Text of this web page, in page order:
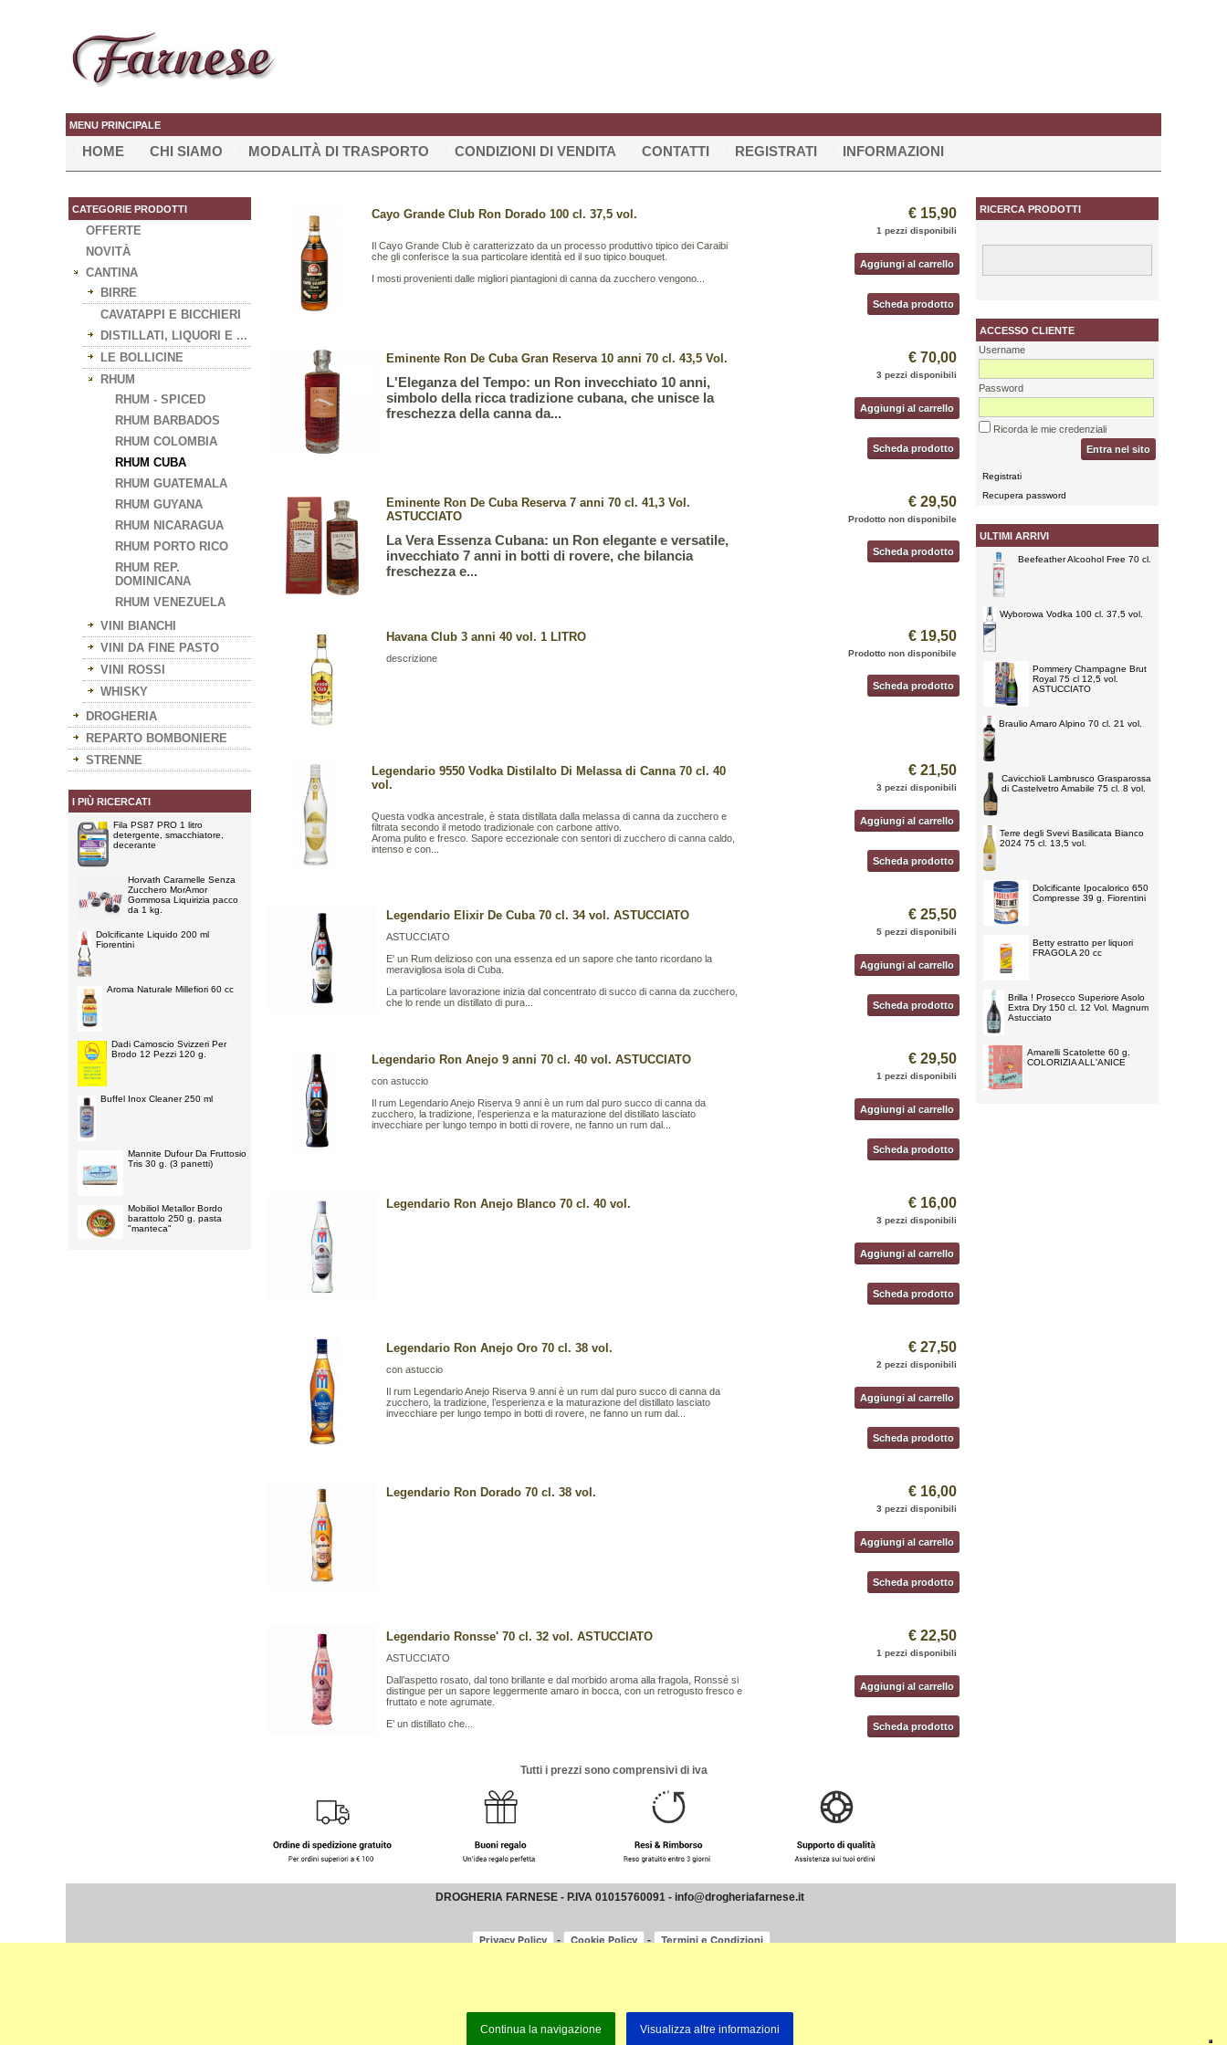
Continua la navigazione Visualizza altre informazioni
MENU PRINCIPALE
HOME CHI SIAMO MODALITÀ DI TRASPORTO CONDIZIONI DI VENDITA CONTATTI REGISTRATI INFORMAZIONI
CATEGORIE PRODOTTI
OFFERTE
NOVITÀ
CANTINA
BIRRE
CAVATAPPI E BICCHIERI
DISTILLATI, LIQUORI E ...
LE BOLLICINE
RHUM
RHUM - SPICED
RHUM BARBADOS
RHUM COLOMBIA
RHUM CUBA
RHUM GUATEMALA
RHUM GUYANA
RHUM NICARAGUA
RHUM PORTO RICO
RHUM REP.
DOMINICANA
RHUM VENEZUELA
VINI BIANCHI
VINI DA FINE PASTO
VINI ROSSI
WHISKY
DROGHERIA
REPARTO BOMBONIERE
STRENNE
I PIÙ RICERCATI
Fila PS87 PRO 1 litro
detergente, smacchiatore,
decerante
Horvath Caramelle Senza
Zucchero MorAmor
Gommosa Liquirizia pacco
da 1 kg.
Dolcificante Liquido 200 ml
Fiorentini
Aroma Naturale Millefiori 60 cc
Dadi Camoscio Svizzeri Per
Brodo 12 Pezzi 120 g.
Buffel Inox Cleaner 250 ml
Mannite Dufour Da Fruttosio
Tris 30 g. (3 panetti)
Mobiliol Metallor Bordo
barattolo 250 g. pasta
"manteca"
Cayo Grande Club Ron Dorado 100 cl. 37,5 vol.
Il Cayo Grande Club è caratterizzato da un processo produttivo tipico dei Caraibi
che gli conferisce la sua particolare identità ed il suo tipico bouquet.
I mosti provenienti dalle migliori piantagioni di canna da zucchero vengono...
€ 15,90
1 pezzi disponibili
Aggiungi al carrello
Scheda prodotto
Eminente Ron De Cuba Gran Reserva 10 anni 70 cl. 43,5 Vol.
L'Eleganza del Tempo: un Ron invecchiato 10 anni,
simbolo della ricca tradizione cubana, che unisce la
freschezza della canna da...
€ 70,00
3 pezzi disponibili
Aggiungi al carrello
Scheda prodotto
Eminente Ron De Cuba Reserva 7 anni 70 cl. 41,3 Vol.
ASTUCCIATO
La Vera Essenza Cubana: un Ron elegante e versatile,
invecchiato 7 anni in botti di rovere, che bilancia
freschezza e...
€ 29,50
Prodotto non disponibile
Scheda prodotto
Havana Club 3 anni 40 vol. 1 LITRO
descrizione
€ 19,50
Prodotto non disponibile
Scheda prodotto
Legendario 9550 Vodka Distilalto Di Melassa di Canna 70 cl. 40
vol.
Questa vodka ancestrale, è stata distillata dalla melassa di canna da zucchero e
filtrata secondo il metodo tradizionale con carbone attivo.
Aroma pulito e fresco. Sapore eccezionale con sentori di zucchero di canna caldo,
intenso e con...
€ 21,50
3 pezzi disponibili
Aggiungi al carrello
Scheda prodotto
Legendario Elixir De Cuba 70 cl. 34 vol. ASTUCCIATO
ASTUCCIATO
E' un Rum delizioso con una essenza ed un sapore che tanto ricordano la
meravigliosa isola di Cuba.
La particolare lavorazione inizia dal concentrato di succo di canna da zucchero,
che lo rende un distillato di pura...
€ 25,50
5 pezzi disponibili
Aggiungi al carrello
Scheda prodotto
Legendario Ron Anejo 9 anni 70 cl. 40 vol. ASTUCCIATO
con astuccio
Il rum Legendario Anejo Riserva 9 anni è un rum dal puro succo di canna da
zucchero, la tradizione, l’esperienza e la maturazione del distillato lasciato
invecchiare per lungo tempo in botti di rovere, ne fanno un rum dal...
€ 29,50
1 pezzi disponibili
Aggiungi al carrello
Scheda prodotto
Legendario Ron Anejo Blanco 70 cl. 40 vol. € 16,00
3 pezzi disponibili
Aggiungi al carrello
Scheda prodotto
Legendario Ron Anejo Oro 70 cl. 38 vol.
con astuccio
Il rum Legendario Anejo Riserva 9 anni è un rum dal puro succo di canna da
zucchero, la tradizione, l’esperienza e la maturazione del distillato lasciato
invecchiare per lungo tempo in botti di rovere, ne fanno un rum dal...
€ 27,50
2 pezzi disponibili
Aggiungi al carrello
Scheda prodotto
Legendario Ron Dorado 70 cl. 38 vol. € 16,00
3 pezzi disponibili
Aggiungi al carrello
Scheda prodotto
Legendario Ronsse' 70 cl. 32 vol. ASTUCCIATO
ASTUCCIATO
Dall’aspetto rosato, dal tono brillante e dal morbido aroma alla fragola, Ronssé si
distingue per un sapore leggermente amaro in bocca, con un retrogusto fresco e
fruttato e note agrumate.
E’ un distillato che...
€ 22,50
1 pezzi disponibili
Aggiungi al carrello
Scheda prodotto
Tutti i prezzi sono comprensivi di iva
RICERCA PRODOTTI
ACCESSO CLIENTE
Username
Password
Ricorda le mie credenziali
Entra nel sito
Registrati
Recupera password
ULTIMI ARRIVI
Beefeather Alcoohol Free 70 cl.
Wyborowa Vodka 100 cl. 37,5 vol.
Pommery Champagne Brut
Royal 75 cl 12,5 vol.
ASTUCCIATO
Braulio Amaro Alpino 70 cl. 21 vol.
Cavicchioli Lambrusco Grasparossa
di Castelvetro Amabile 75 cl. 8 vol.
Terre degli Svevi Basilicata Bianco
2024 75 cl. 13,5 vol.
Dolcificante Ipocalorico 650
Compresse 39 g. Fiorentini
Betty estratto per liquori
FRAGOLA 20 cc
Brilla ! Prosecco Superiore Asolo
Extra Dry 150 cl. 12 Vol. Magnum
Astucciato
Amarelli Scatolette 60 g.
COLORIZIA ALL'ANICE
DROGHERIA FARNESE - P.IVA 01015760091 - info@drogheriafarnese.it
Privacy Policy - Cookie Policy -
Termini e Condizioni